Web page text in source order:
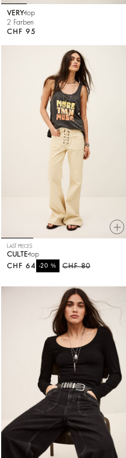
VERYtop
2 Farben
CHF 95
LAST PIECES
CULTE top
CHF 80
-20%
CHF 64